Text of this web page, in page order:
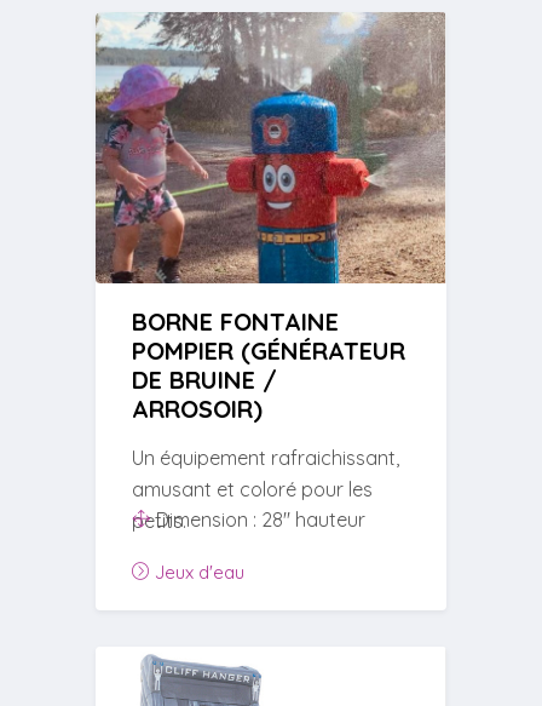
BORNE FONTAINE
POMPIER (GÉNÉRATEUR
DE BRUINE /
ARROSOIR)
Un équipement rafraichissant,
amusant et coloré pour les
petits.
Dimension : 28'' hauteur
Jeux d'eau